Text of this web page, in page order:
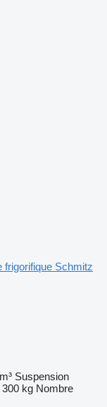
frigorifique Schmitz
Suspension
300 kg Nombre